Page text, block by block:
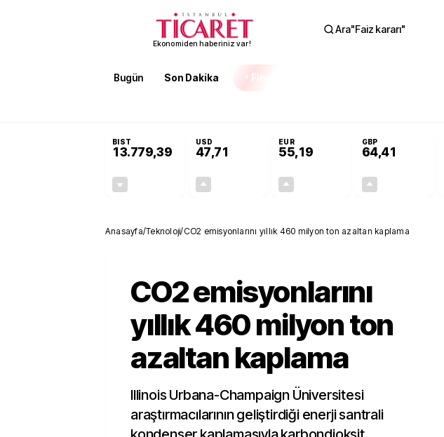
Ekonomiden haberiniz var!
Ara"Faiz kararı"
Bugün Son Dakika Finans
BIST
13.779,39
USD
47,71
EUR
55,19
GBP
64,41
Anasayfa/Teknoloji/CO2 emisyonlarını yıllık 460 milyon ton azaltan kaplama
CO2 emisyonlarını
yıllık 460 milyon ton
azaltan kaplama
Illinois Urbana-Champaign Üniversitesi
araştırmacılarının geliştirdiği enerji santrali